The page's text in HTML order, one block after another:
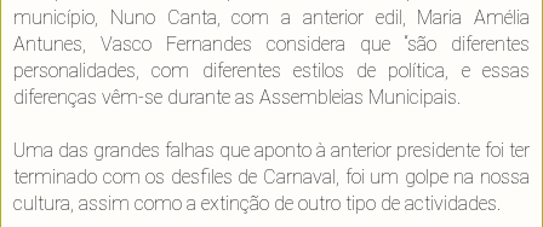
município, Nuno Canta, com a anterior edil, Maria Amélia
Antunes, Vasco Fernandes considera que “são diferentes
personalidades, com diferentes estilos de política, e essas
diferenças vêm-se durante as Assembleias Municipais.
Uma das grandes falhas que aponto à anterior presidente foi ter
terminado com os desfiles de Carnaval, foi um golpe na nossa
cultura, assim como a extinção de outro tipo de actividades.